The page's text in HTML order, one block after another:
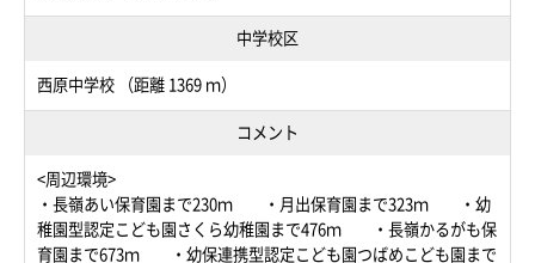
中学校区
西原中学校 （距離 1369 ｍ）
コメント
<周辺環境>
・長嶺あい保育園まで230ｍ ・月出保育園まで323ｍ ・幼
稚園型認定こども園さくら幼稚園まで476ｍ ・長嶺かるがも保
育園まで673ｍ ・幼保連携型認定こども園つばめこども園まで